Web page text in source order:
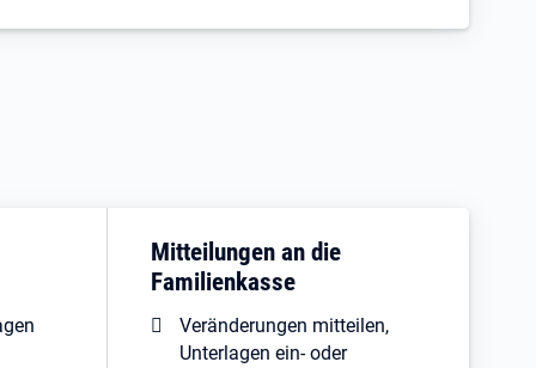
Mitteilungen an die
Familienkasse
Veränderungen mitteilen,
Unterlagen ein- oder